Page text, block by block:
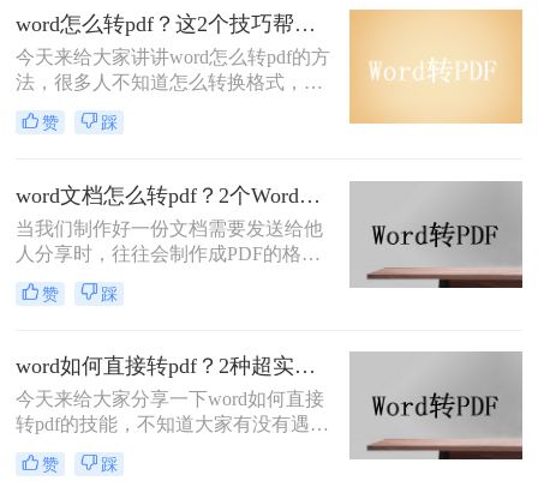
使用Office自带的“另存为”功能、使用
PDF转换器软件和在线转换工具，来
将多个Word文档转换为PDF格式。
word怎么转pdf？这2个技巧帮你一分钟搞定，简单又快速！
今天来给大家讲讲word怎么转pdf的方
法，很多人不知道怎么转换格式，工
作之后经常遇到相同的问题，如果不
会，那就比较麻烦了，没关系，小编
文档，教你快速掌握转换方法。
赞 踩
word文档怎么转pdf？2个Word转PDF的方法，为你解决格式转换的问题
当我们制作好一份文档需要发送给他
人分享时，往往会制作成PDF的格式
去发送，为什么呢？当你出来工作久
了之后就会发现，PDF文件的好处，
那么word文档怎么转pdf呢？方法并不
难，想要转换两者的格式，使用转换
器就能很快的完成，下面就来看看
word文档转换成pdf文档的步骤吧。
赞 踩
word如何直接转pdf？2种超实用的使用教程免费分享
今天来给大家分享一下word如何直接
转pdf的技能，不知道大家有没有遇到
这样的问题，当我们想要将一个文档
转换成另一种格式的文档分享给别人
赞 踩